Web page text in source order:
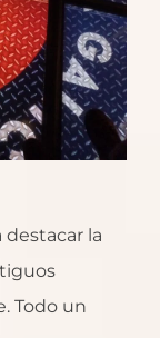
destacar la
Todo un